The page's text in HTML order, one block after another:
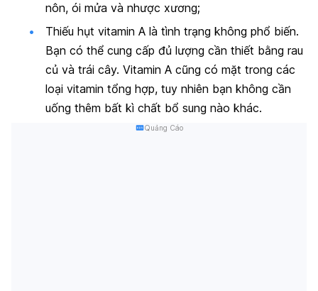
nôn, ói mửa và nhược xương;
Thiếu hụt vitamin A là tình trạng không phổ biến.
Bạn có thể cung cấp đủ lượng cần thiết bằng rau
củ và trái cây. Vitamin A cũng có mặt trong các
loại vitamin tổng hợp, tuy nhiên bạn không cần
uống thêm bất kì chất bổ sung nào khác.
Quảng Cáo